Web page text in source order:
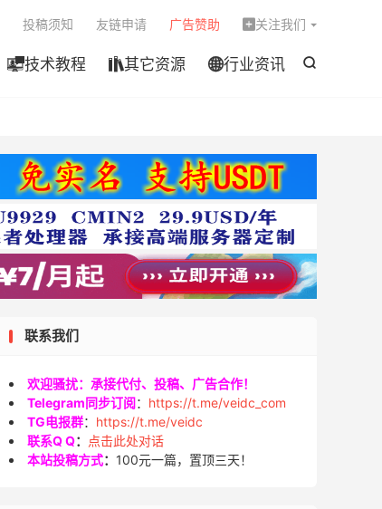

技术教程 其它资源 行业资讯
投稿须知 友链申请 广告赞助  关注我们
联系我们
欢迎骚扰：承接代付、投稿、广告合作！
Telegram同步订阅： https://t.me/veidc_com
TG电报群： https://t.me/veidc
联系Q Q：
点击此处对话
本站投稿方式： 100元一篇，置顶三天！